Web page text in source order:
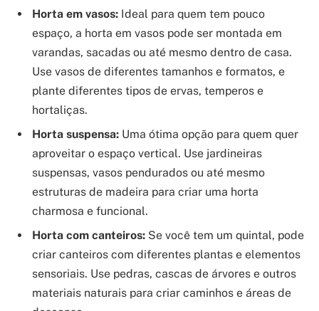
Horta em vasos: Ideal para quem tem pouco
espaço, a horta em vasos pode ser montada em
varandas, sacadas ou até mesmo dentro de casa.
Use vasos de diferentes tamanhos e formatos, e
plante diferentes tipos de ervas, temperos e
hortaliças.
Horta suspensa: Uma ótima opção para quem quer
aproveitar o espaço vertical. Use jardineiras
suspensas, vasos pendurados ou até mesmo
estruturas de madeira para criar uma horta
charmosa e funcional.
Horta com canteiros: Se você tem um quintal, pode
criar canteiros com diferentes plantas e elementos
sensoriais. Use pedras, cascas de árvores e outros
materiais naturais para criar caminhos e áreas de